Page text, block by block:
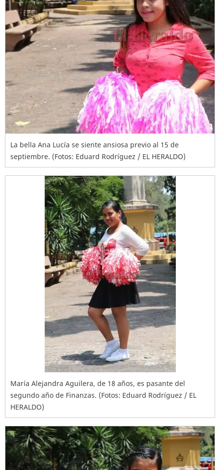
La bella Ana Lucía se siente ansiosa previo al 15 de
septiembre. (Fotos: Eduard Rodríguez / EL HERALDO)
María Alejandra Aguilera, de 18 años, es pasante del
segundo año de Finanzas. (Fotos: Eduard Rodríguez / EL
HERALDO)